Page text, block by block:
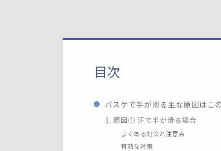
目次
バスケで手が滑る主な原因はこ
原因① 汗で手が滑る場合
よくある対策と注意点
有効な対策